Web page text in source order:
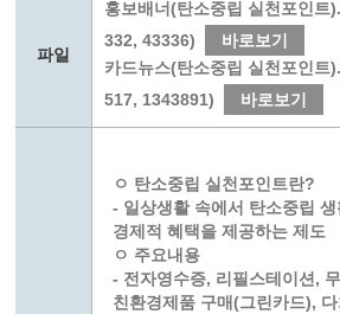
파일
홍보배너(탄소중립 실천포인
332, 43336)
바로보기
카드뉴스(탄소중립 실천포인
517, 1343891)
바로보기
ㅇ 탄소중립 실천포인트란?
- 일상생활 속에서 탄소중립 생
경제적 혜택을 제공하는 제도
ㅇ 주요내용
- 전자영수증, 리필스테이션,
친환경제품 구매(그린카드),